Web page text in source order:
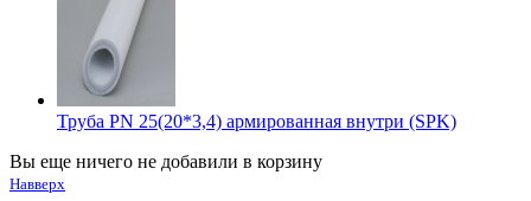
Труба PN 25(20*3,4) армированная внутри (SPK)
Вы еще ничего не добавили в корзину
Навверх